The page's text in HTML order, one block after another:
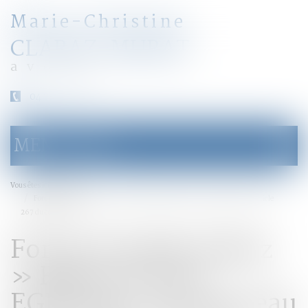
Marie-Christine
CLARAZ-MURAT
avocat
le
menu
MENU
Vous êtes ici :
267 du code civil
Forum Famille Dalloz
» Retour sur les